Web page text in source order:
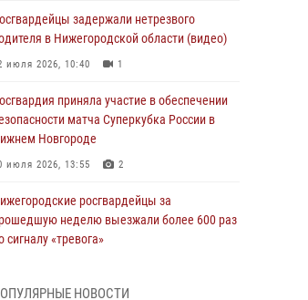
задержали нетрезвого
в Нижегородской области (видео)
июля 2026, 10:40 1
приняла участие в обеспечении
матча Суперкубка России в
Новгороде
июля 2026, 13:55 2
росгвардейцы за
неделю выезжали более 600 раз
сигналу «тревога»
НОВОСТИ